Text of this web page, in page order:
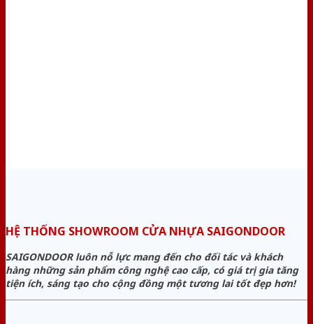
HỆ THỐNG SHOWROOM CỬA NHỰA SAIGONDOOR
SAIGONDOOR luôn nỗ lực mang đến cho đối tác và khách
hàng những sản phẩm công nghệ cao cấp, có giá trị gia tăng
tiện ích, sáng tạo cho cộng đồng một tương lai tốt đẹp hơn!